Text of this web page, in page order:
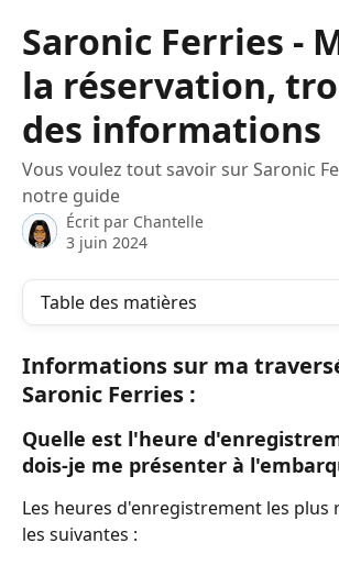
Saronic Ferries -
la réservation,
des informations
Vous voulez tout savoir sur Saronic
notre guide
Écrit par Chantelle
3 juin 2024
Table des matières
Informations sur ma
Saronic Ferries :
Quelle est l'heure
dois-je me présenter à
Les heures d'enregistrement les plus
les suivantes :